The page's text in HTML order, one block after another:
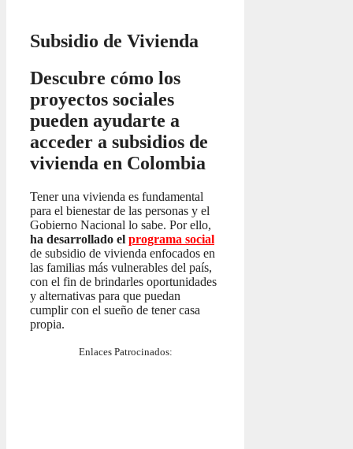
Subsidio de Vivienda
Descubre cómo los
proyectos sociales
pueden ayudarte a
acceder a subsidios de
vivienda en Colombia
Tener una vivienda es fundamental
para el bienestar de las personas y el
Gobierno Nacional lo sabe. Por ello,
ha desarrollado el programa social
de subsidio de vivienda enfocados en
las familias más vulnerables del país,
con el fin de brindarles oportunidades
y alternativas para que puedan
cumplir con el sueño de tener casa
propia.
Enlaces Patrocinados: